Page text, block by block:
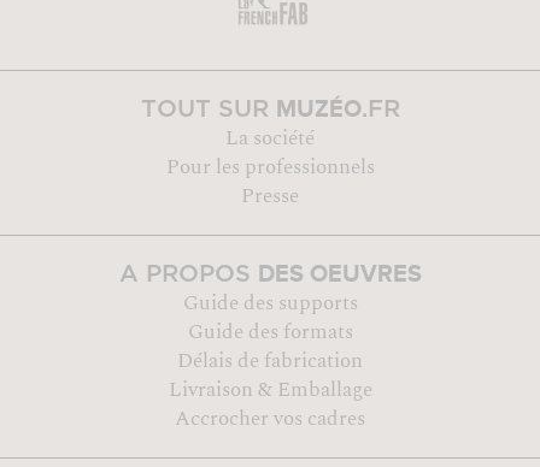
TOUT SUR MUZÉO.FR
La société
Pour les professionnels
Presse
A PROPOS DES OEUVRES
Guide des supports
Guide des formats
Délais de fabrication
Livraison & Emballage
Accrocher vos cadres